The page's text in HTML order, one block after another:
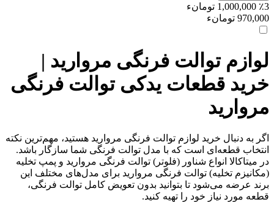
٪3 1,000,000 تومانء
970,000 تومانء
لوازم توالت فرنگی مروارید |
خرید قطعات یدکی توالت فرنگی
مروارید
اگر به دنبال خرید لوازم توالت فرنگی مروارید هستید، مهم‌ترین نکته
انتخاب قطعه‌ای است که با مدل توالت فرنگی شما سازگار باشد.
در میتاکالا انواع شناور (فلوتر) توالت فرنگی مروارید و پمپ تخلیه
(مکانیزم تخلیه) توالت فرنگی مروارید برای مدل‌های مختلف این
برند عرضه می‌شود تا بتوانید بدون تعویض کامل توالت فرنگی،
قطعه مورد نیاز خود را تهیه کنید.